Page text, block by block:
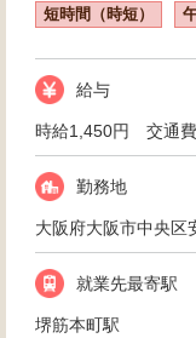
短時間（時短）
給与
時給1,450円 交通
勤務地
大阪府大阪市中央区
就業先最寄駅
堺筋本町駅